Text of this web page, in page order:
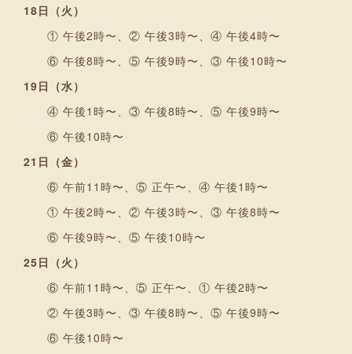
18日（火）
① 午後2時〜、② 午後3時〜、④ 午後4時〜
⑥ 午後8時〜、⑤ 午後9時〜、③ 午後10時〜
19日（水）
④ 午後1時〜、③ 午後8時〜、⑤ 午後9時〜
⑥ 午後10時〜
21日（金）
⑥ 午前11時〜、⑤ 正午〜、④ 午後1時〜
① 午後2時〜、② 午後3時〜、③ 午後8時〜
⑥ 午後9時〜、⑤ 午後10時〜
25日（火）
⑥ 午前11時〜、⑤ 正午〜、① 午後2時〜
② 午後3時〜、③ 午後8時〜、⑤ 午後9時〜
⑥ 午後10時〜